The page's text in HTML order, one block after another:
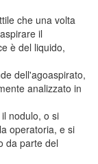
che una volta
il
è del liquido,
dell'agoaspirato,
analizzato in
nodulo, o si
operatoria, e si
da parte del